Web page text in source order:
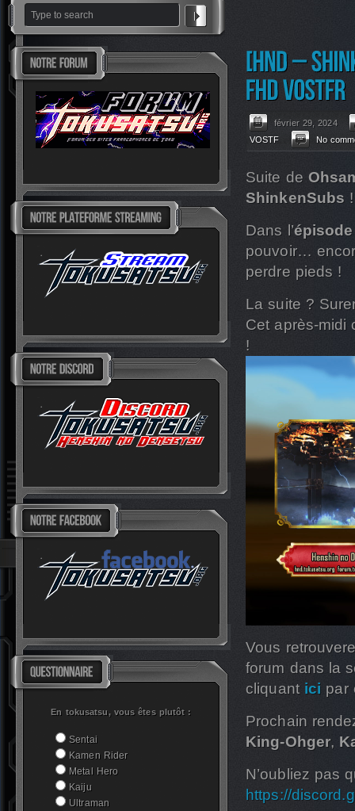
En tokusatsu, vous êtes plutôt :
Sentai
Kamen Rider
Metal Hero
Kaiju
Ultraman
février 29, 2024
VOSTF
No
Suite de
ShinkenSubs !
Dans l’
pouvoir…
perdre pieds !
La suite ?
Cet après-midi
!
Vous
forum dans la
cliquant ici par
Prochain
King-Ohger,
N’oubliez pas
https://